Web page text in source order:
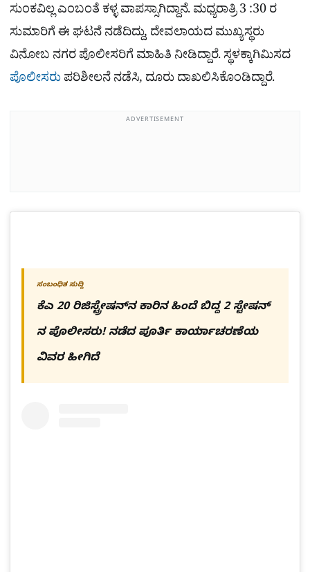
ಸುಂಕವಿಲ್ಲ ಎಂಬಂತೆ ಕಳ್ಳ ವಾಪಸ್ಸಾಗಿದ್ದಾನೆ. ಮಧ್ಯರಾತ್ರಿ 3 :30 ರ
ಸುಮಾರಿಗೆ ಈ ಘಟನೆ ನಡೆದಿದ್ದು, ದೇವಲಾಯದ ಮುಖ್ಯಸ್ಥರು
ವಿನೋಬ ನಗರ ಪೊಲೀಸರಿಗೆ ಮಾಹಿತಿ ನೀಡಿದ್ದಾರೆ. ಸ್ಥಳಕ್ಕಾಗಿಮಿಸದ
ಪೊಲೀಸರು ಪರಿಶೀಲನೆ ನಡೆಸಿ, ದೂರು ದಾಖಲಿಸಿಕೊಂಡಿದ್ದಾರೆ.
ADVERTISEMENT
ಸಂಬಂಧಿತ ಸುದ್ದಿ
ಕೆಎ 20 ರಿಜಿಸ್ಟ್ರೇಷನ್​ನ ಕಾರಿನ ಹಿಂದೆ ಬಿದ್ದ 2 ಸ್ಟೇಷನ್​
ನ ಪೊಲೀಸರು! ನಡೆದ ಪೂರ್ತಿ ಕಾರ್ಯಾಚರಣೆಯ
ವಿವರ ಹೀಗಿದೆ